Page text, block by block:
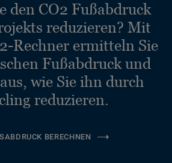
den CO2 Fußabdruck
reduzieren? Mit
Rechner ermitteln Sie
Fußabdruck und
wie Sie ihn durch
reduzieren.
BERECHNEN